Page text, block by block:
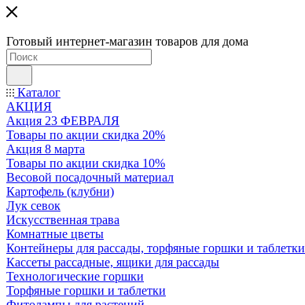
Готовый интернет-магазин товаров для дома
Каталог
АКЦИЯ
Акция 23 ФЕВРАЛЯ
Товары по акции скидка 20%
Акция 8 марта
Товары по акции скидка 10%
Весовой посадочный материал
Картофель (клубни)
Лук севок
Искусственная трава
Комнатные цветы
Контейнеры для рассады, торфяные горшки и таблетки
Кассеты рассадные, ящики для рассады
Технологические горшки
Торфяные горшки и таблетки